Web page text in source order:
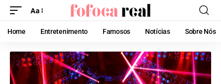
Aa
Home Entretenimento Famosos Notícias Sobre Nós